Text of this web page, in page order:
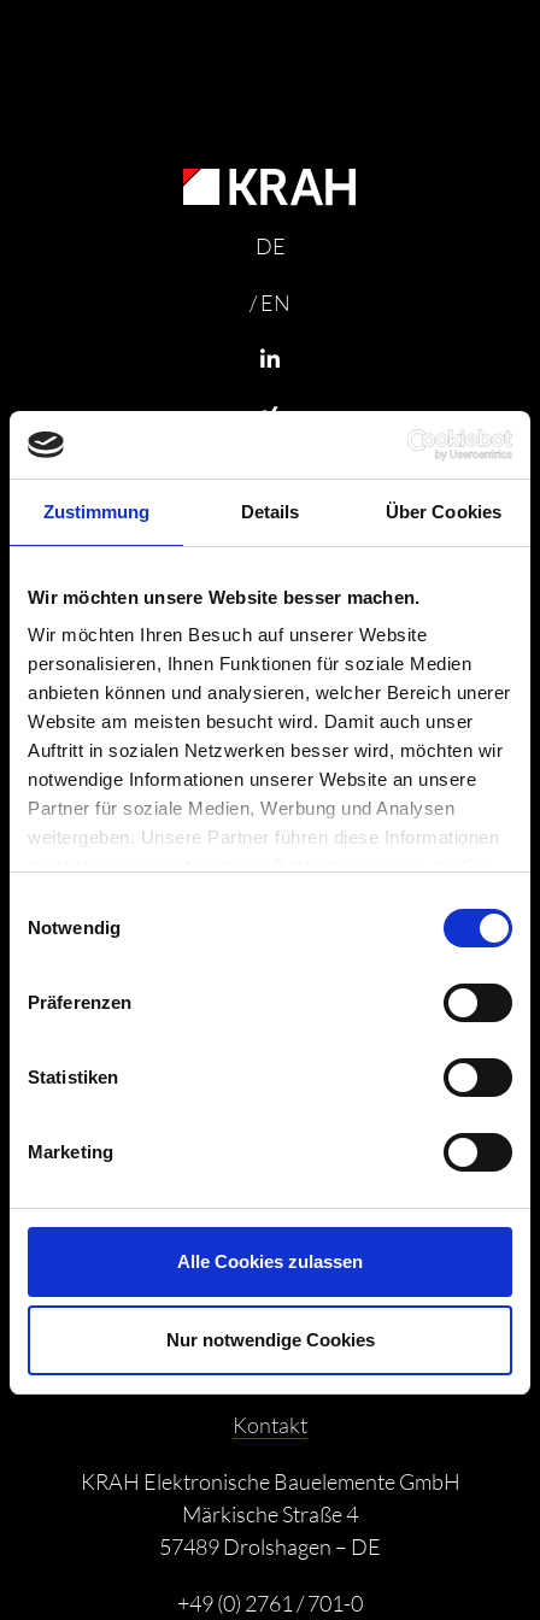
Zustimmung Details Über Cookies
Wir möchten unsere Website besser machen.
Wir möchten Ihren Besuch auf unserer Website
personalisieren, Ihnen Funktionen für soziale Medien
anbieten können und analysieren, welcher Bereich unerer
Website am meisten besucht wird. Damit auch unser
Auftritt in sozialen Netzwerken besser wird, möchten wir
notwendige Informationen unserer Website an unsere
Partner für soziale Medien, Werbung und Analysen
weitergeben. Unsere Partner führen diese Informationen
Nutzung der Dienste gesammelt haben.
Notwendig
Präferenzen
Statistiken
Marketing
Alle Cookies zulassen
Nur notwendige Cookies
DE
/ EN
SUCHEN
Krah Gruppe
Produktfinder
Datenschutz
Kontakt
KRAH Elektronische Bauelemente GmbH
Märkische Straße 4
57489 Drolshagen – DE
+49 (0) 2761 / 701-0